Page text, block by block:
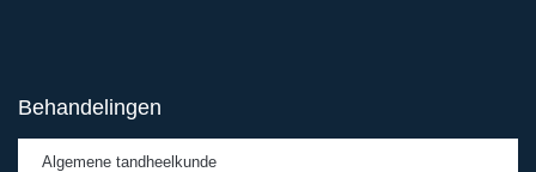
Behandelingen
Algemene tandheelkunde